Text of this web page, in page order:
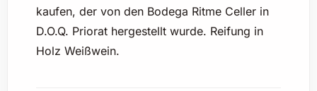
kaufen, der von den Bodega Ritme Celler in
D.O.Q. Priorat hergestellt wurde. Reifung in
Holz Weißwein.